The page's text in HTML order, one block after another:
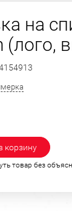
на
(лого,
корзину
товар без